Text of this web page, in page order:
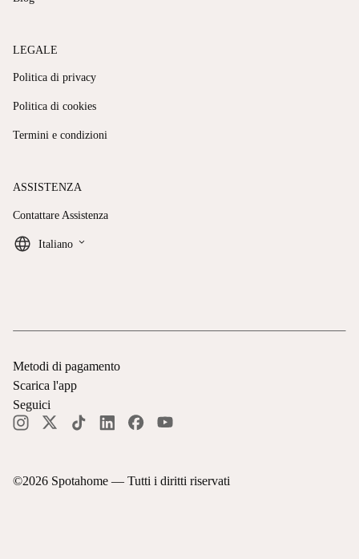
LEGALE
Politica di privacy
Politica di cookies
Termini e condizioni
ASSISTENZA
Contattare Assistenza
Italiano keyboard_arrow_down
©2026 Spotahome — Tutti i diritti riservati
Metodi di pagamento
Scarica l'app
Seguici